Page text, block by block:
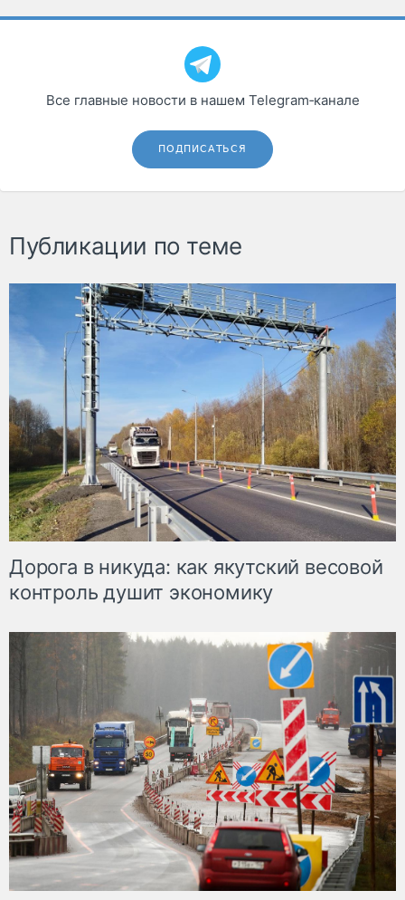
Все главные новости в нашем Telegram‑канале
ПОДПИСАТЬСЯ
Публикации по теме
Дорога в никуда: как якутский весовой
контроль душит экономику